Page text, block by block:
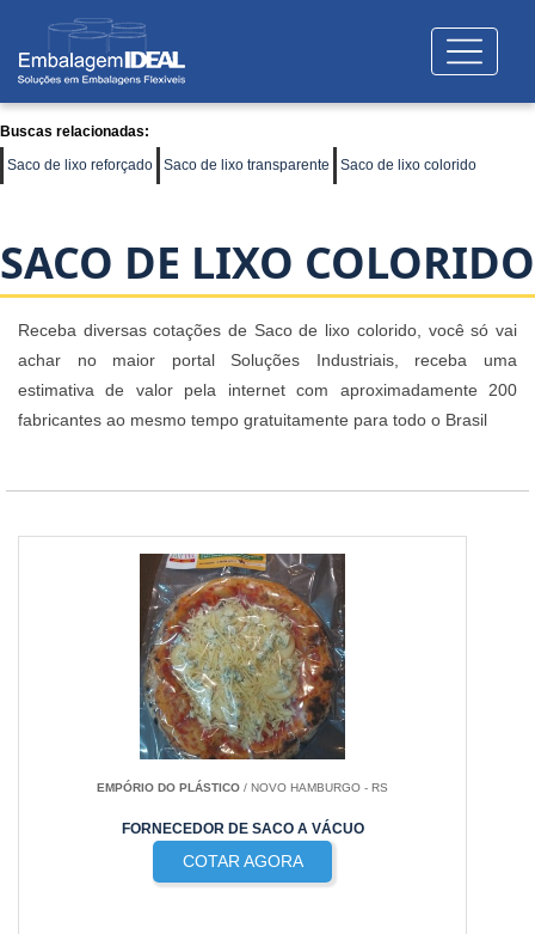
Buscas relacionadas:
Saco de lixo reforçado
Saco de lixo transparente Saco de lixo colorido
SACO DE LIXO COLORIDO
Receba diversas cotações de Saco de lixo colorido, você só vai
achar no maior portal Soluções Industriais, receba uma
estimativa de valor pela internet com aproximadamente 200
fabricantes ao mesmo tempo gratuitamente para todo o Brasil
EMPÓRIO DO PLÁSTICO / NOVO HAMBURGO - RS
FORNECEDOR DE SACO A VÁCUO
COTAR AGORA